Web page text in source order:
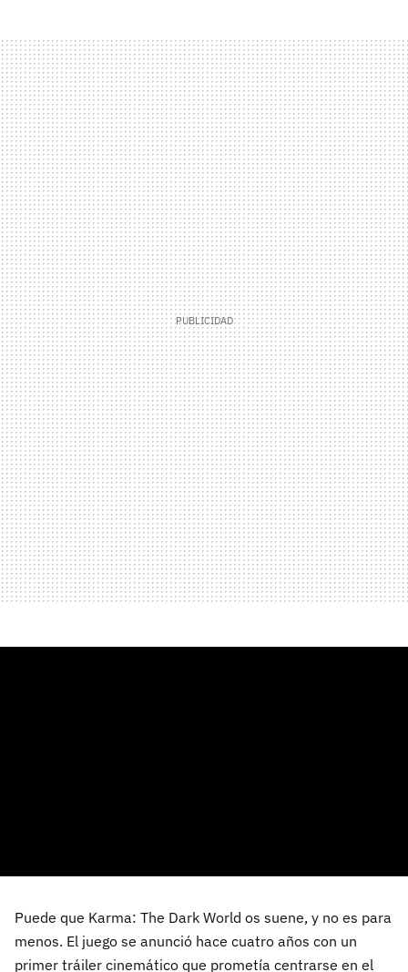
Puede que Karma: The Dark World os suene, y no es para
menos. El juego se anunció hace cuatro años con un
primer tráiler cinemático que prometía centrarse en el